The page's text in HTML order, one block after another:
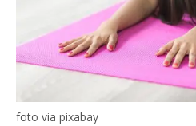
foto via pixabay